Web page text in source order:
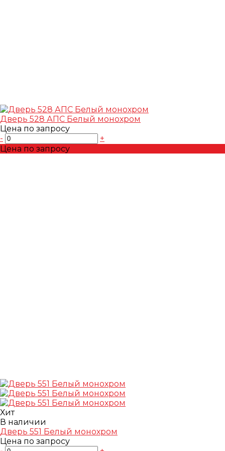
Дверь 528 АПС Белый монохром
Цена по запросу
-
+
Цена по запросу
Хит
В наличии
Дверь 551 Белый монохром
Цена по запросу